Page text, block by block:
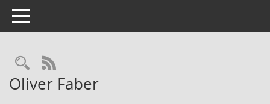
Toggle navigation
Rechercheauswahl
RSS-Feed
Oliver Faber